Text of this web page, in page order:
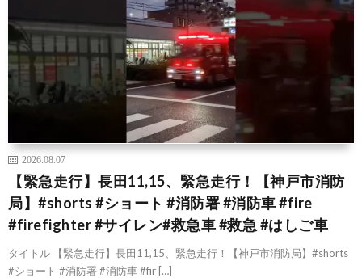
2026.08.07
【緊急走行】長田11,15、緊急走行！【神戸市消防
局】#shorts #ショート #消防署 #消防車 #fire
#firefighter #サイレン#救急車 #救急 #はしご車
タイトル 【緊急走行】長田11,15、緊急走行！【神戸市消防局】#shorts
#ショート #消防署 #消防車 #fir […]